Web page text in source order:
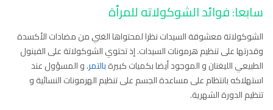
سابعا: فوائد الشوكولاته للمرأة
الشوكولاتة معشوقة السيدات نظرا لمحتواها الغني من مضادات الأكسدة
وقدرتها على تنظيم هرمونات السيدات. إذ تحتوي الشوكولاتة على الفينول
الطبيعي الليغنان و الموجود أيضا بكميات كبيرةبالتمر. و المسؤول عند
استهلاكه بانتظام على مساعدة الجسم على تنظيم الهرمونات النسائية و
تنظيم الدورة الشهرية.